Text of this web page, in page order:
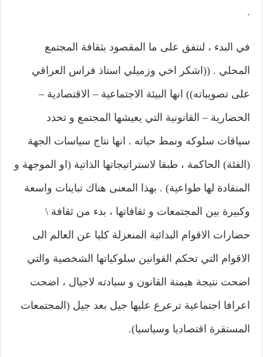
.
في البدء ، لنتفق على ما المقصود بثقافة المجتمع
المحلي . ((اشكر اخي وزميلي استاذ فراس العراقي
على تصويباته)) انها البيئة الاجتماعية – الاقتصادية –
الحضارية – القانونية التي يعيشها المجتمع و تحدد
سياقات سلوكه ونمط حياته . انها نتاج سياسات الجهة
(الفئة) الحاكمة ، طبقا لاستراتيجاتها الذاتية (او الموجهة و
المنقادة لها طواعية) . بهذا المعنى هناك تباينات واسعة
وكبيرة بين المجتمعات و ثقافاتها ، بدء من ثقافة \
حضارات الاقوام البدائية المنعزلة كليا عن العالم الى
الاقوام التي تحكم القوانين سلوكياتها الشخصية والتي
اضحت نتيجة هيمنة القانون و سيادته لاجيال ، اضحت
اعرافا اجتماعية ترعرع عليها جيل بعد جيل (المجتمعات
المستقرة اقتصاديا وسياسيا).